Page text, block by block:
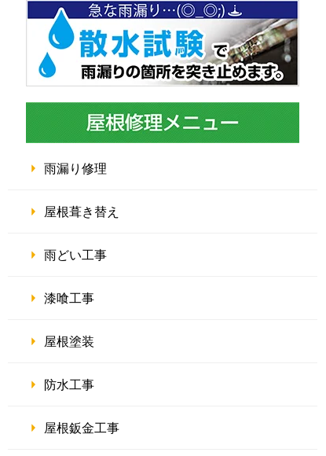
雨漏り修理
屋根葺き替え
雨どい工事
漆喰工事
屋根塗装
防水工事
屋根鈑金工事